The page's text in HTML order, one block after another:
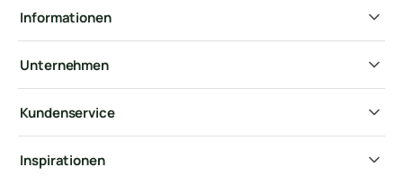
Informationen
Unternehmen
Kundenservice
Inspirationen